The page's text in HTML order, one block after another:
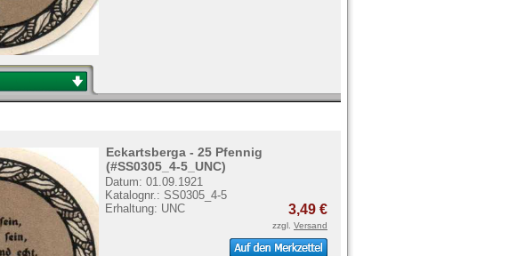
Eckartsberga - 25 Pfennig
(#SS0305_4-5_UNC)
Datum: 01.09.1921
Katalognr.: SS0305_4-5
Erhaltung: UNC
3,49 €
zzgl. Versand